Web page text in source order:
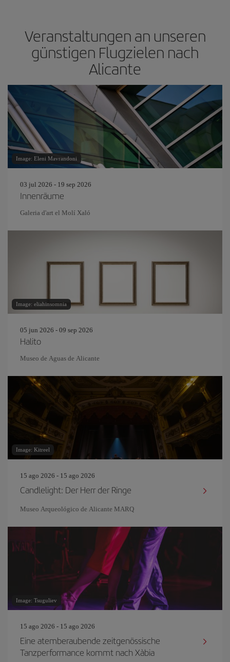
Veranstaltungen an unseren
günstigen Flugzielen nach
Alicante
Image: Eleni Mavrandoni
03 jul 2026 - 19 sep 2026
Innenräume
Galeria d'art el Molí Xaló
Image: eliahinsomnia
05 jun 2026 - 09 sep 2026
Halito
Museo de Aguas de Alicante
Image: Kitreel
15 ago 2026 - 15 ago 2026
Candlelight: Der Herr der Ringe
Museo Arqueológico de Alicante MARQ
Image: Tsuguliev
15 ago 2026 - 15 ago 2026
Eine atemberaubende zeitgenössische
Tanzperformance kommt nach Xàbia